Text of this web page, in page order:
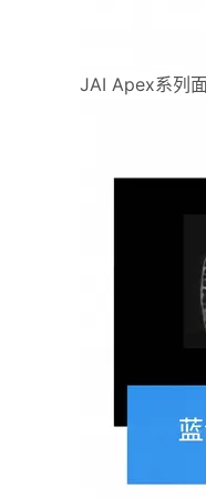
JAI Apex系列